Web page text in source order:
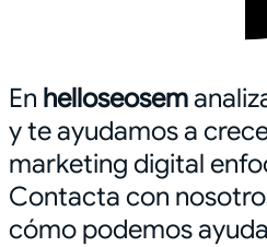
En helloseosem
y te ayudamos a
marketing digital
Contacta con
cómo podemos